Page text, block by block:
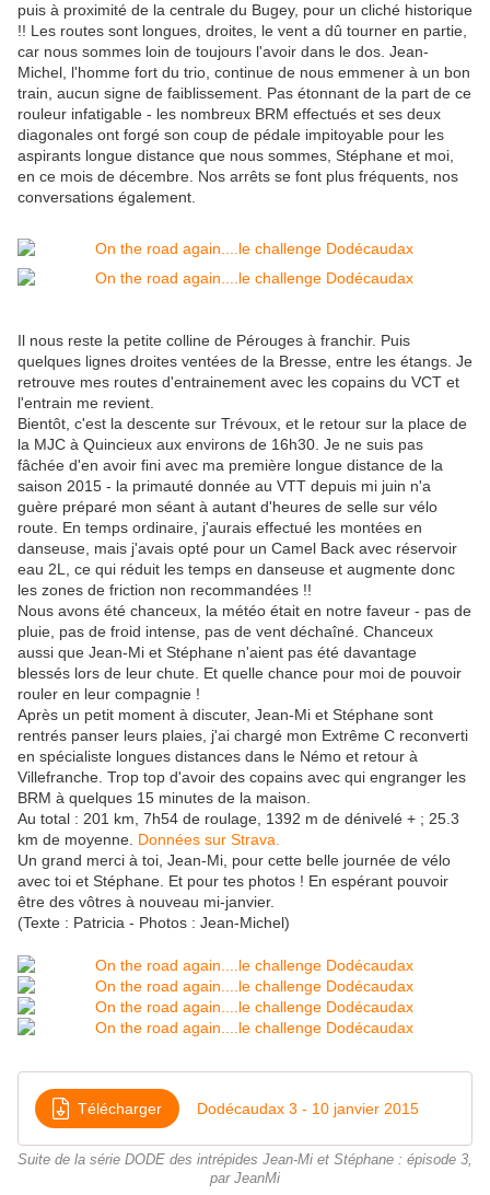
puis à proximité de la centrale du Bugey, pour un cliché historique
!! Les routes sont longues, droites, le vent a dû tourner en partie,
car nous sommes loin de toujours l'avoir dans le dos. Jean-
Michel, l'homme fort du trio, continue de nous emmener à un bon
train, aucun signe de faiblissement. Pas étonnant de la part de ce
rouleur infatigable - les nombreux BRM effectués et ses deux
diagonales ont forgé son coup de pédale impitoyable pour les
aspirants longue distance que nous sommes, Stéphane et moi,
en ce mois de décembre. Nos arrêts se font plus fréquents, nos
conversations également.
Il nous reste la petite colline de Pérouges à franchir. Puis
quelques lignes droites ventées de la Bresse, entre les étangs. Je
retrouve mes routes d'entrainement avec les copains du VCT et
l'entrain me revient.
Bientôt, c'est la descente sur Trévoux, et le retour sur la place de
la MJC à Quincieux aux environs de 16h30. Je ne suis pas
fâchée d'en avoir fini avec ma première longue distance de la
saison 2015 - la primauté donnée au VTT depuis mi juin n'a
guère préparé mon séant à autant d'heures de selle sur vélo
route. En temps ordinaire, j'aurais effectué les montées en
danseuse, mais j'avais opté pour un Camel Back avec réservoir
eau 2L, ce qui réduit les temps en danseuse et augmente donc
les zones de friction non recommandées !!
Nous avons été chanceux, la météo était en notre faveur - pas de
pluie, pas de froid intense, pas de vent déchaîné. Chanceux
aussi que Jean-Mi et Stéphane n'aient pas été davantage
blessés lors de leur chute. Et quelle chance pour moi de pouvoir
rouler en leur compagnie !
Après un petit moment à discuter, Jean-Mi et Stéphane sont
rentrés panser leurs plaies, j'ai chargé mon Extrême C reconverti
en spécialiste longues distances dans le Némo et retour à
Villefranche. Trop top d'avoir des copains avec qui engranger les
BRM à quelques 15 minutes de la maison.
Au total : 201 km, 7h54 de roulage, 1392 m de dénivelé + ; 25.3
km de moyenne. Données sur Strava.
Un grand merci à toi, Jean-Mi, pour cette belle journée de vélo
avec toi et Stéphane. Et pour tes photos ! En espérant pouvoir
être des vôtres à nouveau mi-janvier.
(Texte : Patricia - Photos : Jean-Michel)
Télécharger Dodécaudax 3 - 10 janvier 2015
Suite de la série DODE des intrépides Jean-Mi et Stéphane : épisode 3,
par JeanMi